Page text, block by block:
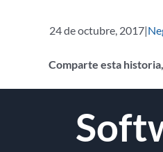
24 de octubre, 2017|
Comparte esta